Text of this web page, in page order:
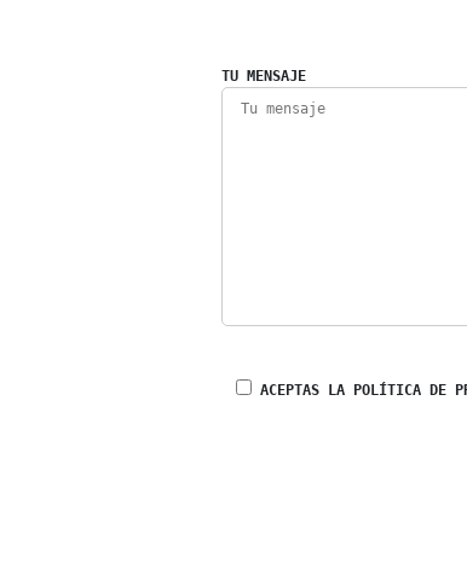
TU MENSAJE
ACEPTAS LA POLÍTICA DE